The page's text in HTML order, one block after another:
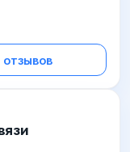
отзывов